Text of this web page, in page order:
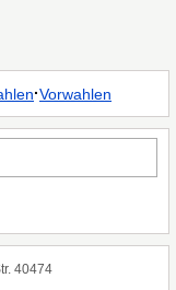
·Vorwahlen
40474